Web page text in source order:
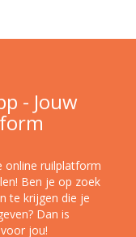
- Jouw
online ruilplatform
Ben je op zoek
te krijgen die je
Dan is
jou!